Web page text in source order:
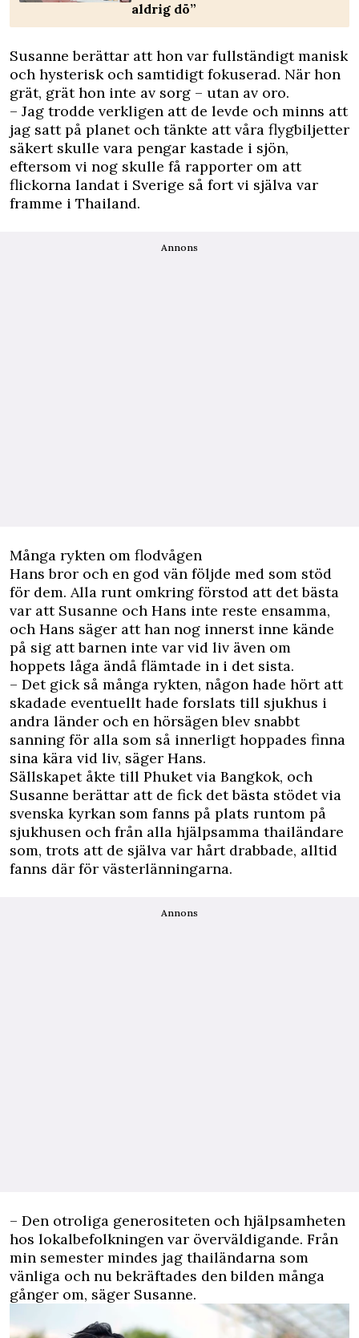
aldrig dö”
Susanne berättar att hon var fullständigt manisk
och hysterisk och samtidigt fokuserad. När hon
grät, grät hon inte av sorg – utan av oro.
– Jag trodde verkligen att de levde och minns att
jag satt på planet och tänkte att våra flygbiljetter
säkert skulle vara pengar kastade i sjön,
eftersom vi nog skulle få rapporter om att
flickorna landat i Sverige så fort vi själva var
framme i Thailand.
Annons
Många rykten om flodvågen
Hans bror och en god vän följde med som stöd
för dem. Alla runt omkring förstod att det bästa
var att Susanne och Hans inte reste ensamma,
och Hans säger att han nog innerst inne kände
på sig att barnen inte var vid liv även om
hoppets låga ändå flämtade in i det sista.
– Det gick så många rykten, någon hade hört att
skadade eventuellt hade forslats till sjukhus i
andra länder och en hörsägen blev snabbt
sanning för alla som så innerligt hoppades finna
sina kära vid liv, säger Hans.
Sällskapet åkte till Phuket via Bangkok, och
Susanne berättar att de fick det bästa stödet via
svenska kyrkan som fanns på plats runtom på
sjukhusen och från alla hjälpsamma thailändare
som, trots att de själva var hårt drabbade, alltid
fanns där för västerlänningarna.
Annons
– Den otroliga generositeten och hjälpsamheten
hos lokalbefolkningen var överväldigande. Från
min semester mindes jag thailändarna som
vänliga och nu bekräftades den bilden många
gånger om, säger Susanne.